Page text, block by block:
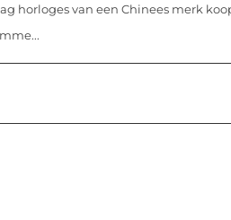
horloges van een Chinees merk